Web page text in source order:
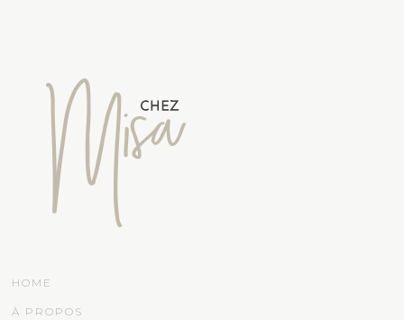
HOME
À PROPOS